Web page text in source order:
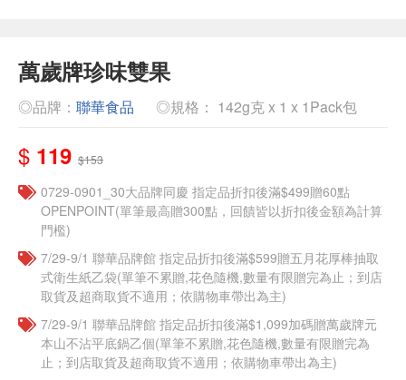
萬歲牌珍味雙果
◎品牌： 聯華食品 ◎規格： 142g克 x 1 x 1Pack包
$ 119 $153
0729-0901_30大品牌同慶 指定品折扣後滿$499贈60點
OPENPOINT(單筆最高贈300點，回饋皆以折扣後金額為計算
門檻)
7/29-9/1 聯華品牌館 指定品折扣後滿$599贈五月花厚棒抽取
式衛生紙乙袋(單筆不累贈,花色隨機,數量有限贈完為止；到店
取貨及超商取貨不適用；依購物車帶出為主)​​
7/29-9/1 聯華品牌館 指定品折扣後滿$1,099加碼贈萬歲牌元
本山不沾平底鍋乙個(單筆不累贈,花色隨機,數量有限贈完為
止；到店取貨及超商取貨不適用；依購物車帶出為主)​​